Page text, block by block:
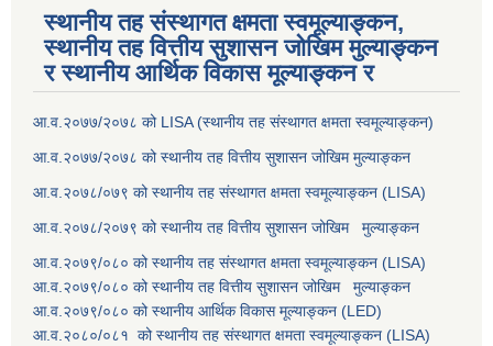
स्थानीय तह संस्थागत क्षमता स्वमूल्याङ्कन,
स्थानीय तह वित्तीय सुशासन जोखिम मुल्याङ्कन
र स्थानीय आर्थिक विकास मूल्याङ्कन र
आ.व.२०७७/२०७८ को LISA (स्थानीय तह संस्थागत क्षमता स्वमूल्याङ्कन)
आ.व.२०७७/२०७८ को स्थानीय तह वित्तीय सुशासन जोखिम मुल्याङ्कन
आ.व.२०७८/०७९ को स्थानीय तह संस्थागत क्षमता स्वमूल्याङ्कन (LISA)
आ.व.२०७८/२०७९ को स्थानीय तह वित्तीय सुशासन जोखिम मुल्याङ्कन
आ.व.२०७९/०८० को स्थानीय तह संस्थागत क्षमता स्वमूल्याङ्कन (LISA)
आ.व.२०७९/०८० को स्थानीय तह वित्तीय सुशासन जोखिम मुल्याङ्कन
आ.व.२०७९/०८० को स्थानीय आर्थिक विकास मूल्याङ्कन (LED)
आ.व.२०८०/०८१ को स्थानीय तह संस्थागत क्षमता स्वमूल्याङ्कन (LISA)